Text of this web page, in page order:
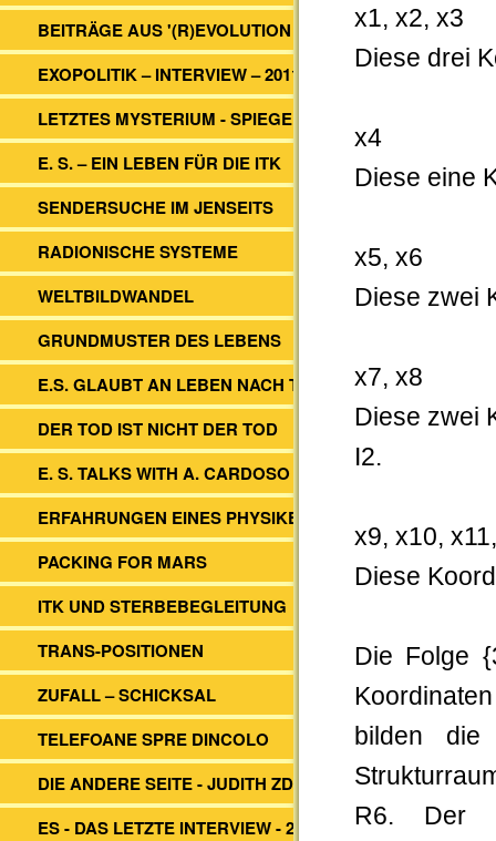
BEITRÄGE AUS '(R)EVOLUTION 2012'
EXOPOLITIK – INTERVIEW – 2011
LETZTES MYSTERIUM - SPIEGEL TV
E. S. – EIN LEBEN FÜR DIE ITK
SENDERSUCHE IM JENSEITS
RADIONISCHE SYSTEME
WELTBILDWANDEL
GRUNDMUSTER DES LEBENS
E.S. GLAUBT AN LEBEN NACH TOD
DER TOD IST NICHT DER TOD
E. S. TALKS WITH A. CARDOSO
ERFAHRUNGEN EINES PHYSIKERS
PACKING FOR MARS
ITK UND STERBEBEGLEITUNG
TRANS-POSITIONEN
ZUFALL – SCHICKSAL
TELEFOANE SPRE DINCOLO
DIE ANDERE SEITE - JUDITH ZDESAR
ES - DAS LETZTE INTERVIEW - 2014
x1, x2, x3
Diese drei
x4
Diese eine
x5, x6
Diese zwei
x7, x8
Diese zwei
I2.
x9, x10,
Diese
Die Folge
bilden
R6. Der